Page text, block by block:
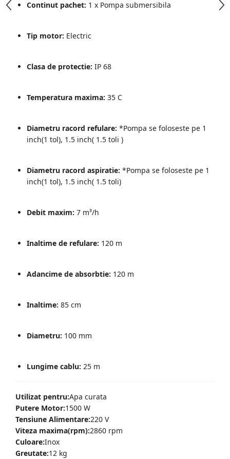
Continut pachet: 1 x Pompa submersibila
Tip motor: Electric
Clasa de protectie: IP 68
Temperatura maxima: 35 C
Diametru racord refulare: *Pompa se foloseste pe 1
inch(1 tol), 1.5 inch( 1.5 toli )
Diametru racord aspiratie: *Pompa se foloseste pe 1
inch(1 tol), 1.5 inch( 1.5 toli)
Debit maxim: 7 m³/h
Inaltime de refulare: 120 m
Adancime de absorbtie: 120 m
Inaltime: 85 cm
Diametru: 100 mm
Lungime cablu: 25 m
Utilizat pentru:Apa curata
Putere Motor:1500 W
Tensiune Alimentare:220 V
Viteza maxima(rpm):2860 rpm
Culoare:Inox
Greutate:12 kg